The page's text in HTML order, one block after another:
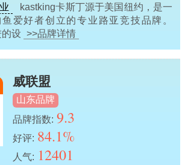
kastking卡斯丁源于美国纽约，是一
爱好者创立的专业路亚竞技品牌。
设 >>品牌详情
威联盟
山东品牌
品牌指数: 9.3
好评: 84.1%
人气: 12401